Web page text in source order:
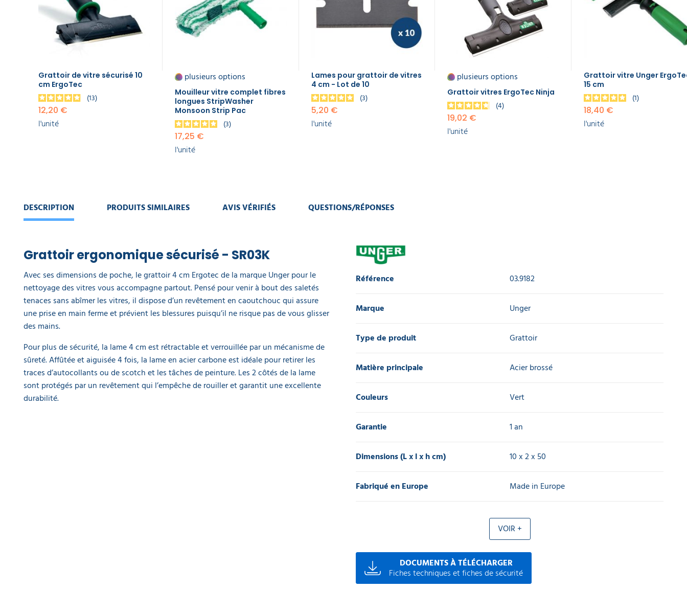
PROTECTION
INDIVIDUELLE
PROMOS
ErgoTec
12,20 €
l'unité
Mouilleur
complet
fibres
longues
StripWasher
Monsoon
Strip Pac
17,25 €
vitres 4
cm -
Lot de
l'unité
Grattoir
vitres
ErgoTec
Ninja
19,02 €
l'unité
Grattoir
vitre
Unger
ErgoTec
15 cm
18,40 €
Grattoir de vitre sécurisé 10
cm ErgoTec
13
12,20 €
l'unité
plusieurs options
Mouilleur vitre complet fibres
longues StripWasher
Monsoon Strip Pac
3
17,25 €
l'unité
Lames pour grattoir de vitres
4 cm - Lot de 10
3
5,20 €
l'unité
plusieurs options
Grattoir vitres ErgoTec Ninja
4
19,02 €
l'unité
Grattoir vitre Unger
15 cm
1
18,40 €
l'unité
DESCRIPTION PRODUITS SIMILAIRES AVIS VÉRIFIÉS QUESTIONS/RÉPONSES
Grattoir ergonomique sécurisé - SR03K
Avec ses dimensions de poche, le grattoir 4 cm Ergotec de la marque Unger pour le
nettoyage des vitres vous accompagne partout. Pensé pour venir à bout des saletés
tenaces sans abîmer les vitres, il dispose d’un revêtement en caoutchouc qui assure
une prise en main ferme et prévient les blessures puisqu’il ne risque pas de vous glisser
des mains.
Pour plus de sécurité, la lame 4 cm est rétractable et verrouillée par un mécanisme de
sûreté. Affûtée et aiguisée 4 fois, la lame en acier carbone est idéale pour retirer les
traces d’autocollants ou de scotch et les tâches de peinture. Les 2 côtés de la lame
sont protégés par un revêtement qui l’empêche de rouiller et garantit une excellente
durabilité.
Référence 03.9182
Marque Unger
Type de produit Grattoir
Matière principale Acier brossé
Couleurs Vert
Garantie 1 an
Dimensions (L x l x h cm) 10 x 2 x 50
Fabriqué en Europe Made in Europe
VOIR +
DOCUMENTS À TÉLÉCHARGER
Fiches techniques et fiches de sécurité